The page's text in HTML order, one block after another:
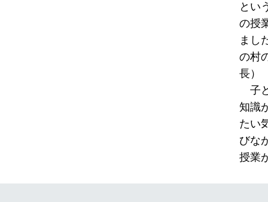
とい
の授
まし
の村
長）
子
知識
たい
びな
授業